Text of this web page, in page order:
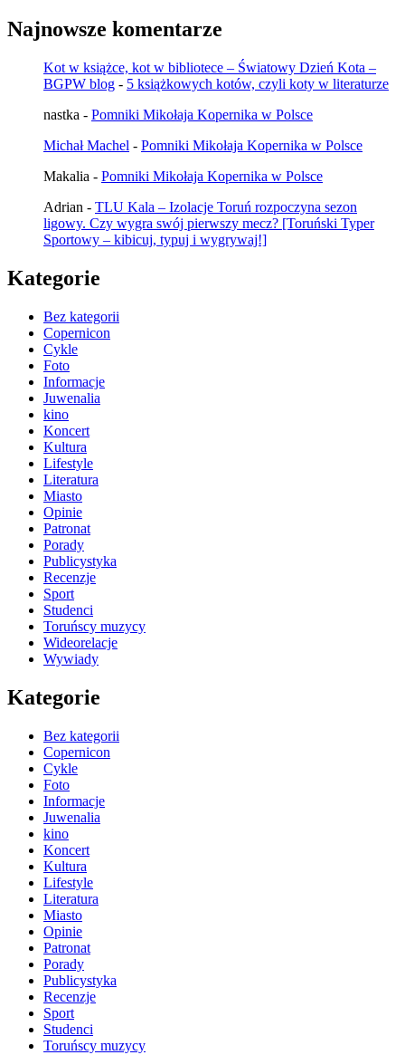
Najnowsze komentarze
Kot w książce, kot w bibliotece – Światowy Dzień Kota –
BGPW blog - 5 książkowych kotów, czyli koty w literaturze
nastka - Pomniki Mikołaja Kopernika w Polsce
Michał Machel - Pomniki Mikołaja Kopernika w Polsce
Makalia - Pomniki Mikołaja Kopernika w Polsce
Adrian - TLU Kala – Izolacje Toruń rozpoczyna sezon
ligowy. Czy wygra swój pierwszy mecz? [Toruński Typer
Sportowy – kibicuj, typuj i wygrywaj!]
Kategorie
Bez kategorii
Copernicon
Cykle
Foto
Informacje
Juwenalia
kino
Koncert
Kultura
Lifestyle
Literatura
Miasto
Opinie
Patronat
Porady
Publicystyka
Recenzje
Sport
Studenci
Toruńscy muzycy
Wideorelacje
Wywiady
Kategorie
Bez kategorii
Copernicon
Cykle
Foto
Informacje
Juwenalia
kino
Koncert
Kultura
Lifestyle
Literatura
Miasto
Opinie
Patronat
Porady
Publicystyka
Recenzje
Sport
Studenci
Toruńscy muzycy